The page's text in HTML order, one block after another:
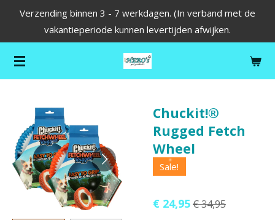
de
hoofdinhoud
Verzending binnen 3 - 7 werkdagen. (In verband met de
vakantieperiode kunnen levertijden afwijken.
Chuckit!®
Rugged Fetch
Wheel
Sale!
€ 24,95€ 34,95